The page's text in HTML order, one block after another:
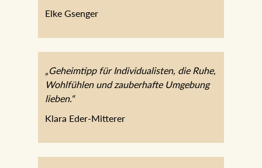
Elke Gsenger
„Geheimtipp für Individualisten, die Ruhe,
Wohlfühlen und zauberhafte Umgebung
lieben.“
Klara Eder-Mitterer